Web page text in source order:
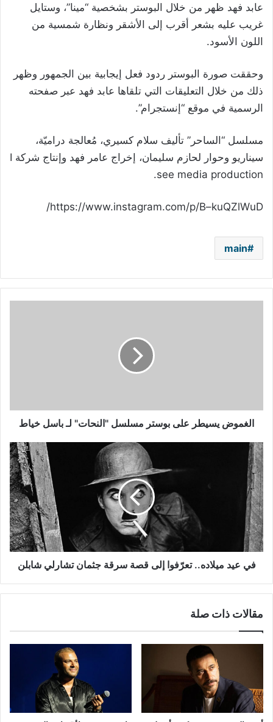
عابد فهد ظهر من خلال البوستر بشخصية “مينا”، وستايل
غريب عليه بشعر أقرب إلى الأشقر ونظارة شمسية من
اللون الأسود.
وحققت صورة البوستر ردود فعل إيجابية بين الجمهور وظهر
ذلك من خلال التعليقات التي تلقاها عابد فهد عبر صفحته
الرسمية في موقع “إنستجرام”.
مسلسل “الساحر” تأليف سلام كسيري، مُعالجة دراميّة،
سيناريو وحوار لحازم سليمان، إخراج عامر فهد وإنتاج شركة I
see media production.
https://www.instagram.com/p/B–kuQZlWuD/
main
خياط
الغموض يسيطر على بوستر مسلسل "النحات" لـ باسل خياط
في
عيد
ميلاده..
تعرّفوا
إلى
قصة
سرقة
جثمان
تشارلي
شابلن
في عيد ميلاده.. تعرّفوا إلى قصة سرقة جثمان تشارلي شابلن
مقالات ذات صلة